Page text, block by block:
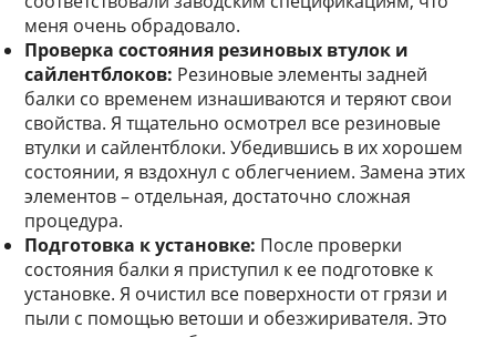
меня очень обрадовало.
Проверка состояния резиновых втулок и
сайлентблоков: Резиновые элементы задней
балки со временем изнашиваются и теряют свои
свойства. Я тщательно осмотрел все резиновые
втулки и сайлентблоки. Убедившись в их хорошем
состоянии, я вздохнул с облегчением. Замена этих
элементов – отдельная, достаточно сложная
процедура.
Подготовка к установке: После проверки
состояния балки я приступил к ее подготовке к
установке. Я очистил все поверхности от грязи и
пыли с помощью ветоши и обезжиривателя. Это